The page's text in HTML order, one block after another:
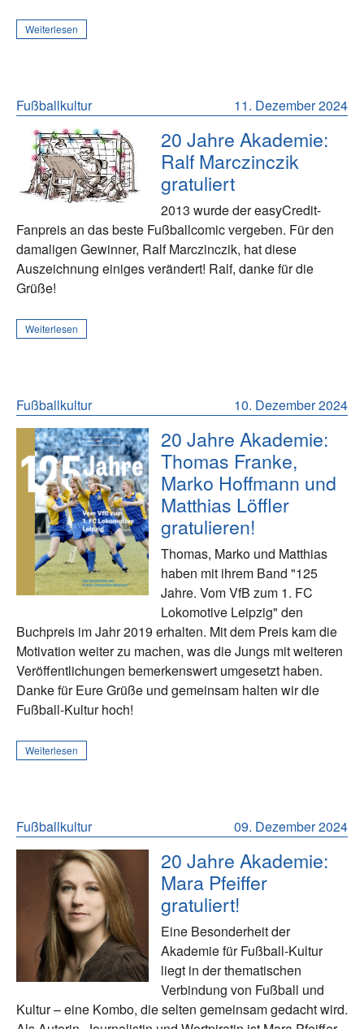
Weiterlesen
11. Dezember 2024
Fußballkultur
20 Jahre Akademie:
Ralf Marczinczik
gratuliert
2013 wurde der easyCredit-
Fanpreis an das beste Fußballcomic vergeben. Für den
damaligen Gewinner, Ralf Marczinczik, hat diese
Auszeichnung einiges verändert! Ralf, danke für die
Grüße!
Weiterlesen
10. Dezember 2024
Fußballkultur
20 Jahre Akademie:
Thomas Franke,
Marko Hoffmann und
Matthias Löffler
gratulieren!
Thomas, Marko und Matthias
haben mit ihrem Band "125
Jahre. Vom VfB zum 1. FC
Lokomotive Leipzig" den
Buchpreis im Jahr 2019 erhalten. Mit dem Preis kam die
Motivation weiter zu machen, was die Jungs mit weiteren
Veröffentlichungen bemerkenswert umgesetzt haben.
Danke für Eure Grüße und gemeinsam halten wir die
Fußball-Kultur hoch!
Weiterlesen
09. Dezember 2024
Fußballkultur
20 Jahre Akademie:
Mara Pfeiffer
gratuliert!
Eine Besonderheit der
Akademie für Fußball-Kultur
liegt in der thematischen
Verbindung von Fußball und
Kultur – eine Kombo, die selten gemeinsam gedacht wird.